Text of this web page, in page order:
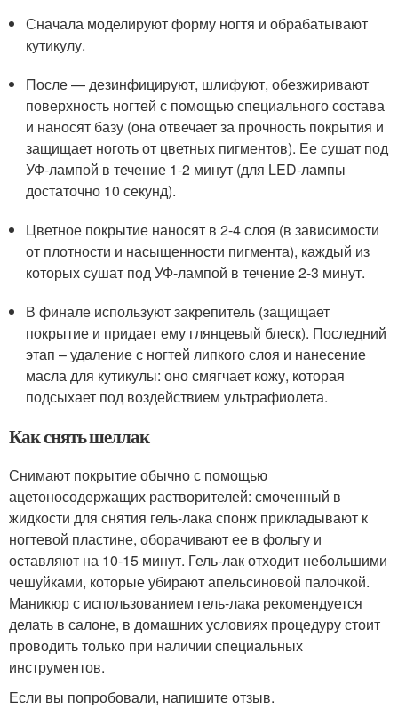
Сначала моделируют форму ногтя и обрабатывают
кутикулу.
После — дезинфицируют, шлифуют, обезжиривают
поверхность ногтей с помощью специального состава
и наносят базу (она отвечает за прочность покрытия и
защищает ноготь от цветных пигментов). Ее сушат под
УФ-лампой в течение 1-2 минут (для LED-лампы
достаточно 10 секунд).
Цветное покрытие наносят в 2-4 слоя (в зависимости
от плотности и насыщенности пигмента), каждый из
которых сушат под УФ-лампой в течение 2-3 минут.
В финале используют закрепитель (защищает
покрытие и придает ему глянцевый блеск). Последний
этап – удаление с ногтей липкого слоя и нанесение
масла для кутикулы: оно смягчает кожу, которая
подсыхает под воздействием ультрафиолета.
Как снять шеллак
Снимают покрытие обычно с помощью
ацетоносодержащих растворителей: смоченный в
жидкости для снятия гель-лака спонж прикладывают к
ногтевой пластине, оборачивают ее в фольгу и
оставляют на 10-15 минут. Гель-лак отходит небольшими
чешуйками, которые убирают апельсиновой палочкой.
Маникюр с использованием гель-лака рекомендуется
делать в салоне, в домашних условиях процедуру стоит
проводить только при наличии специальных
инструментов.
Если вы попробовали, напишите отзыв.